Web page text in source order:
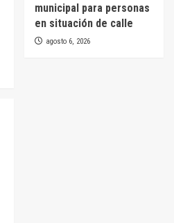
municipal para personas
en situación de calle
agosto 6, 2026